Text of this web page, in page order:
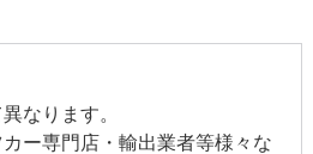
なります。
ー専門店・輸出業者等様々な